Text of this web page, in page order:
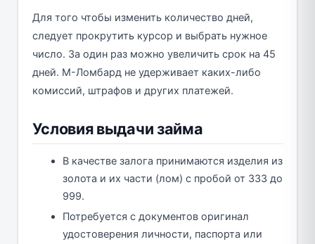
Для того чтобы изменить количество дней,
следует прокрутить курсор и выбрать нужное
число. За один раз можно увеличить срок на 45
дней. М-Ломбард не удерживает каких-либо
комиссий, штрафов и других платежей.
Условия выдачи займа
В качестве залога принимаются изделия из
золота и их части (лом) с пробой от 333 до
999.
Потребуется с документов оригинал
удостоверения личности, паспорта или